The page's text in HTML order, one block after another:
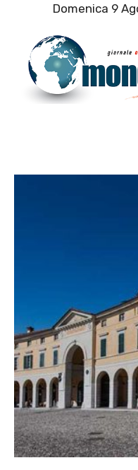
contenuto
Domenica 9